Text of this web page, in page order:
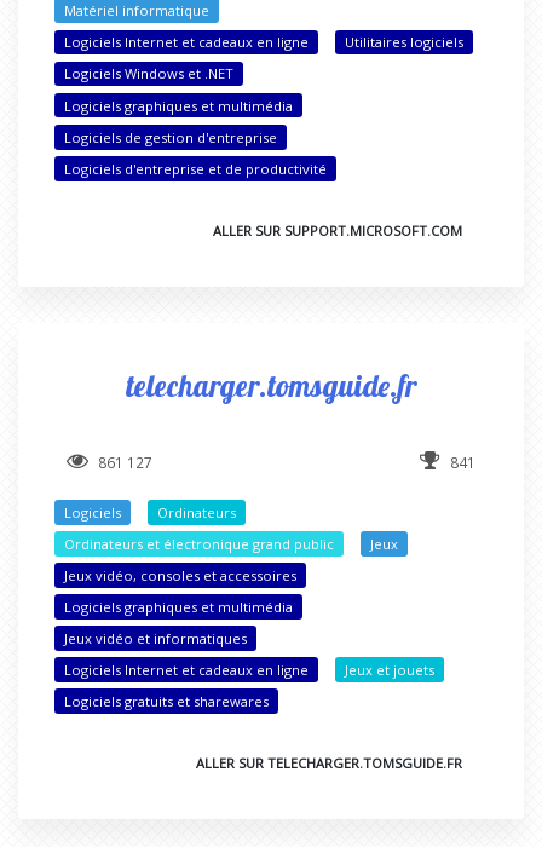
Matériel informatique
Logiciels Internet et cadeaux en ligne
Utilitaires logiciels
Logiciels Windows et .NET
Logiciels graphiques et multimédia
Logiciels de gestion d'entreprise
Logiciels d'entreprise et de productivité
ALLER SUR SUPPORT.MICROSOFT.COM
telecharger.tomsguide.fr
861 127 841
Logiciels
Ordinateurs
Ordinateurs et électronique grand public
Jeux
Jeux vidéo, consoles et accessoires
Logiciels graphiques et multimédia
Jeux vidéo et informatiques
Logiciels Internet et cadeaux en ligne
Jeux et jouets
Logiciels gratuits et sharewares
ALLER SUR TELECHARGER.TOMSGUIDE.FR